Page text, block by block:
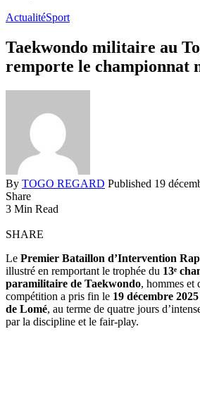
ActualitéSport
Taekwondo militaire au
remporte le championnat
By TOGO REGARD Published 19
Share
3 Min Read
SHARE
Le Premier Bataillon d’Intervention
illustré en remportant le trophée du 13ᵉ
paramilitaire de Taekwondo, hommes et
compétition a pris fin le 19 décembre 2025
de Lomé, au terme de quatre jours
par la discipline et le fair-play.